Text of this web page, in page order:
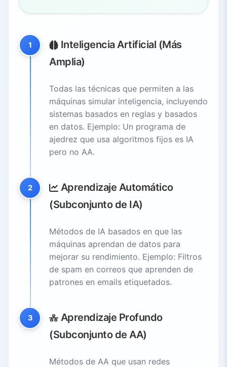
1
Inteligencia Artificial (Más
Amplia)
Todas las técnicas que permiten a las
máquinas simular inteligencia, incluyendo
sistemas basados en reglas y basados
en datos. Ejemplo: Un programa de
ajedrez que usa algoritmos fijos es IA
pero no AA.
2
Aprendizaje Automático
(Subconjunto de IA)
Métodos de IA basados en que las
máquinas aprendan de datos para
mejorar su rendimiento. Ejemplo: Filtros
de spam en correos que aprenden de
patrones en emails etiquetados.
3
Aprendizaje Profundo
(Subconjunto de AA)
Métodos de AA que usan redes